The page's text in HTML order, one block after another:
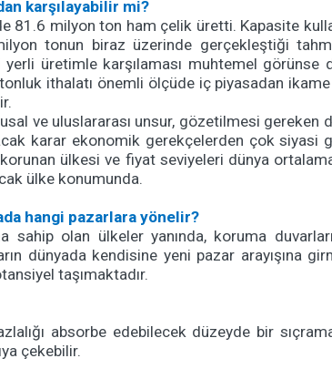
karşılayabilir mi?
81.6 milyon ton ham çelik üretti. Kapasite
tonun biraz üzerinde gerçekleştiği
üretimle karşılaması muhtemel
ithalatı önemli ölçüde iç piyasadan
ve uluslararası unsur, gözetilmesi gereken
karar ekonomik gerekçelerden çok siyasi
ülkesi ve fiyat seviyeleri dünya
ülke konumunda.
hangi pazarlara yönelir?
olan ülkeler yanında, koruma
dünyada kendisine yeni pazar arayışına
taşımaktadır.
absorbe edebilecek düzeyde bir
çekebilir.